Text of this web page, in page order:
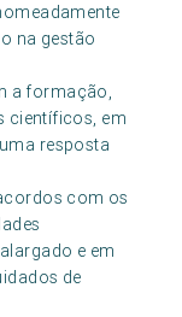
na gestão
a formação,
científicos, em
resposta
com os
e em
de